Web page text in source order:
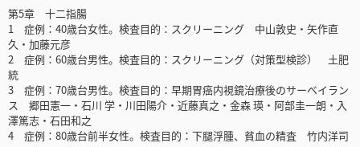
第5章 十二指腸
1 症例：40歳台女性。検査目的：スクリーニング 中山敦史・矢作直
久・加藤元彦
2 症例：60歳台男性。検査目的：スクリーニング（対策型検診） 土肥
統
3 症例：70歳台男性。検査目的：早期胃癌内視鏡治療後のサーベイラン
ス 郷田憲一・石川 学・川田陽介・近藤真之・金森 瑛・阿部圭一朗・入
澤篤志・石田和之
4 症例：80歳台前半女性。検査目的：下腿浮腫、貧血の精査 竹内洋司